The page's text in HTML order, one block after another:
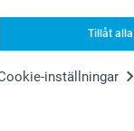
Tillåt
inställningar
kundservice